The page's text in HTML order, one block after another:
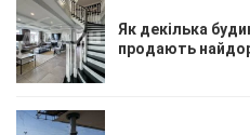
Як декілька
продають